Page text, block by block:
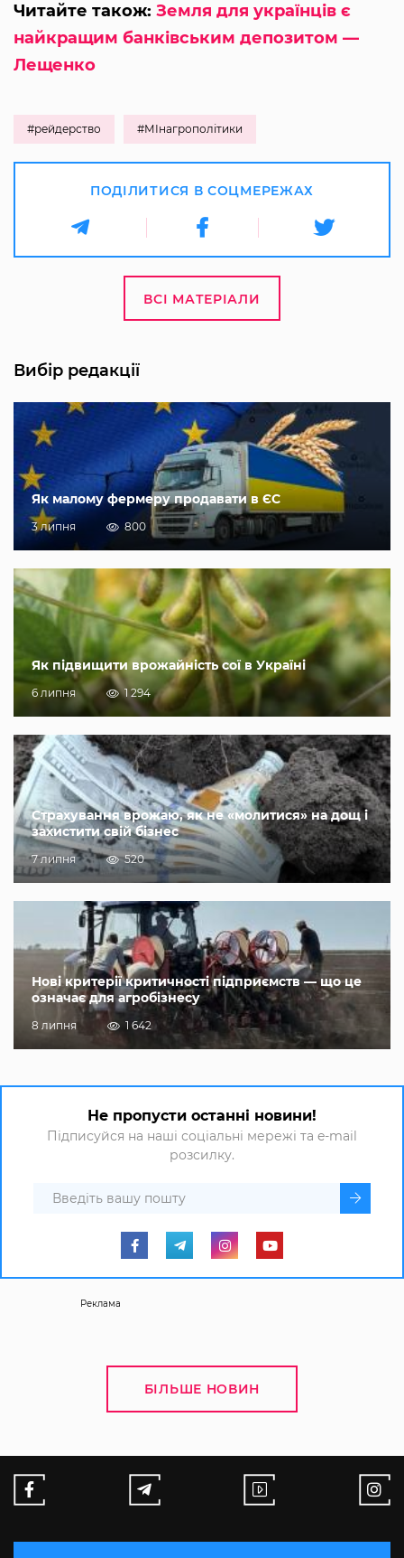
Читайте також: Земля для українців є
найкращим банківським депозитом —
Лещенко
#рейдерство #МІнагрополітики
ПОДІЛИТИСЯ В СОЦМЕРЕЖАХ
ВСІ МАТЕРІАЛИ
Вибір редакції
Як малому фермеру продавати в ЄС
3 липня 800
Як підвищити врожайність сої в Україні
6 липня 1 294
Страхування врожаю, як не «молитися» на дощ і
захистити свій бізнес
7 липня 520
Нові критерії критичності підприємств — що це
означає для агробізнесу
8 липня 1 642
Не пропусти останні новини!
Підписуйся на наші соціальні мережі та e-mail
розсилку.
Реклама
БІЛЬШЕ НОВИН